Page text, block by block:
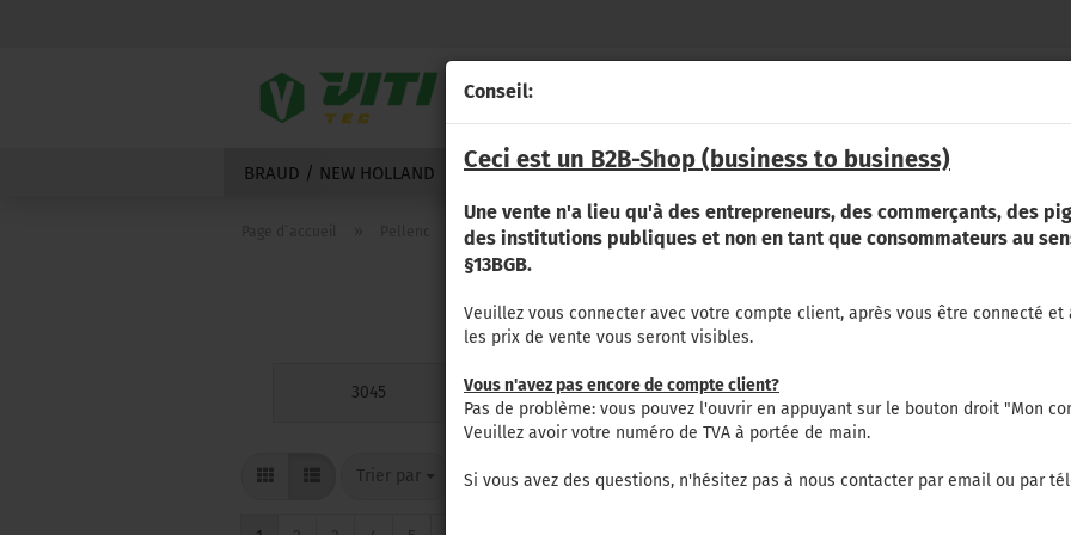
Conseil:
Ceci est un B2B-Shop (business to business)
Une vente n'a lieu qu'à des entrepreneurs, des commerçants, des
des institutions publiques et non en tant que consommateurs au
§13BGB.
Veuillez vous connecter avec votre compte client, après vous être connecté et
les prix de vente vous seront visibles.
Vous n'avez pas encore de compte client?
Pas de problème: vous pouvez l'ouvrir en appuyant sur le bouton droit "Mon
Veuillez avoir votre numéro de TVA à portée de main.
Si vous avez des questions, n'hésitez pas à nous contacter par email ou par
Emplacement
Mot
etc.
BRAUD / NEW HOLLAND GRÉGOIRE %PROMOTION LÈVE TÔT%
PLUS
série 3000 (tractée)
SÉRIE 3000 (TRACTÉE)
3045 3050
Trier par
Trier par 8 par page
par page